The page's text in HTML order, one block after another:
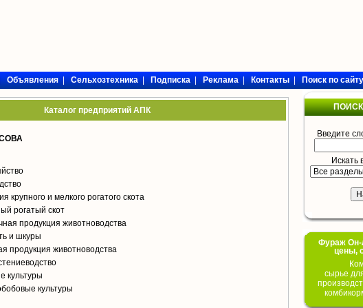
Объявления|Сельхозтехника|Подписка|Реклама|Контакты|Поиск по сайту
Каталог предприятий АПК
крупного и мелкого рогатого скота
рогатый скот
продукция животноводства
и шкуры
продукция животноводства
культуры
культуры
Введите
Искать
Фураж Он-
цены,
сырье